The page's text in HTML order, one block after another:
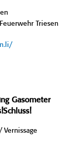
Triesen
Gasometer
Vernissage